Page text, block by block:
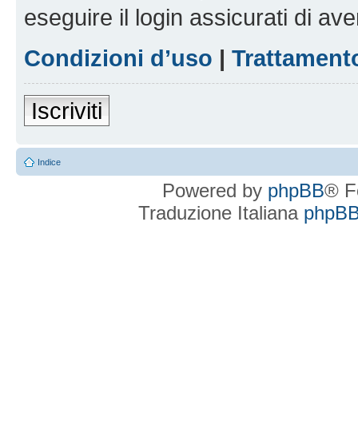
eseguire il login assicurati di
Condizioni d’uso |
Iscriviti
Indice
Powered by phpBB®
Traduzione Italiana